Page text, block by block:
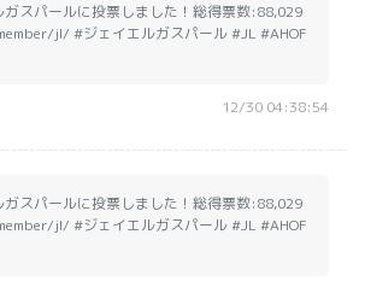
ガスパールに投票しました！総得票数:88,029
jl/ #ジェイエルガスパール #JL #AHOF
12/30 04:38:54
ガスパールに投票しました！総得票数:88,029
jl/ #ジェイエルガスパール #JL #AHOF